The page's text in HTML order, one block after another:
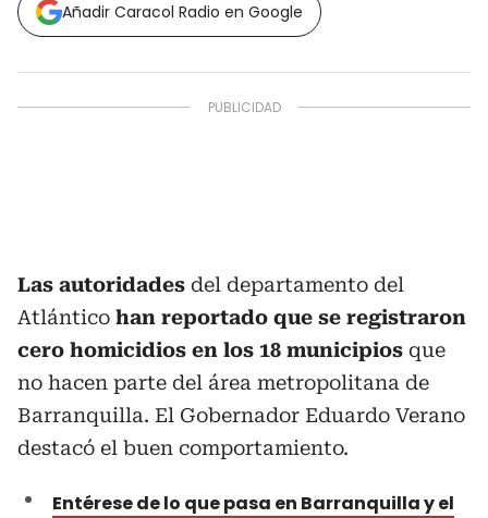
Añadir Caracol Radio en Google
Las autoridades del departamento del
Atlántico han reportado que se registraron
cero homicidios en los 18 municipios que
no hacen parte del área metropolitana de
Barranquilla. El Gobernador Eduardo Verano
destacó el buen comportamiento.
Entérese de lo que pasa en Barranquilla y el